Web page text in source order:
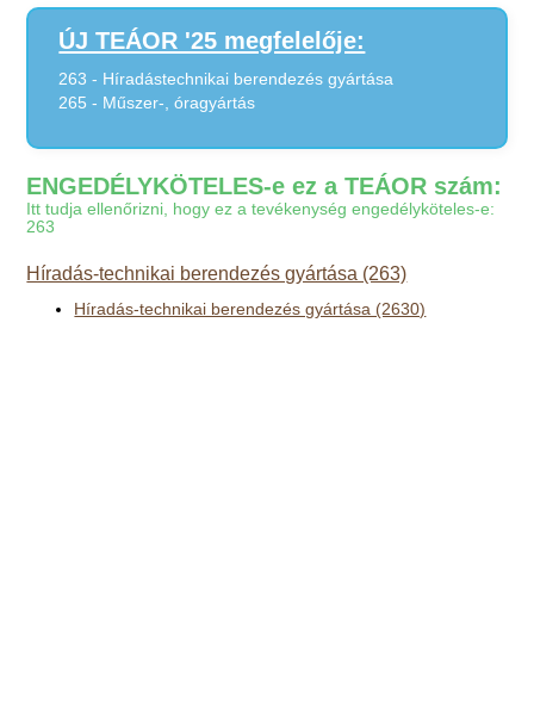
ÚJ TEÁOR '25 megfelelője:
263 - Híradástechnikai berendezés gyártása
265 - Műszer-, óragyártás
ENGEDÉLYKÖTELES-e ez a TEÁOR szám:
Itt tudja ellenőrizni, hogy ez a tevékenység engedélyköteles-e:
263
Híradás-technikai berendezés gyártása (263)
Híradás-technikai berendezés gyártása (2630)